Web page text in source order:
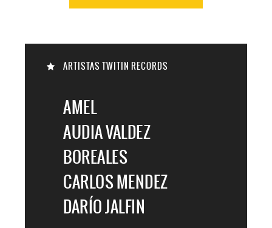


ARTISTAS TWITIN RECORDS
AMEL
AUDIA VALDEZ
BOREALES
CARLOS MENDEZ
DARÍO JALFIN